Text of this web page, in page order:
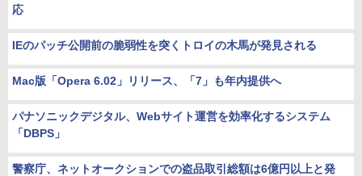
応
IEのパッチ公開前の脆弱性を突くトロイの木馬が発見される
Mac版「Opera 6.02」リリース、「7」も年内提供へ
パナソニックデジタル、Webサイト運営を効率化するシステム
「DBPS」
警察庁、ネットオークションでの盗品取引総額は6億円以上と発